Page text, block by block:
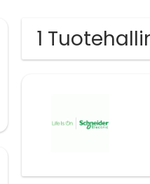
1